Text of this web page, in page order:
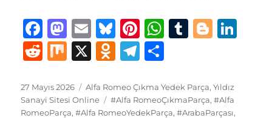
F
a
c
e
b
M
a
st
o
d
E
m
ai
l
B
lu
e
s
k
Pi
n
te
re
st
W
s
A
T
bl
r
B
g
er
R
d
di
M X
O
n
o
T
e
g
a
re
Yayın
tarihi
27 Mayıs 2026 Kategoriler
Alfa Romeo Çıkma Yedek Parça,Yıldız
Sanayi Sitesi Online
Etiketler
#Alfa RomeoÇıkmaParça,#Alfa
RomeoParça,#Alfa RomeoYedekParça,#ArabaParçası,